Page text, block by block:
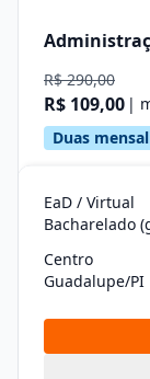
R$ 290,00
R$ 109,00 |
Duas
EaD / Virtual
Bacharelado
Centro
Guadalupe/PI